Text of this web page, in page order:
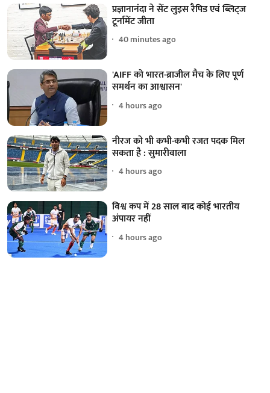
प्रज्ञानानंदा ने सेंट लुइस रैपिड एवं ब्लिट्ज
टूर्नामेंट जीता
40 minutes ago
'AIFF को भारत-ब्राजील मैच के लिए पूर्ण
समर्थन का आश्वासन'
4 hours ago
नीरज को भी कभी-कभी रजत पदक मिल
सकता है : सुमारीवाला
4 hours ago
विश्व कप में 28 साल बाद कोई भारतीय
अंपायर नहीं
4 hours ago